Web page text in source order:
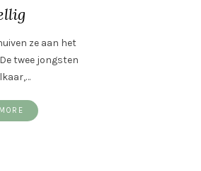
ze aan het
twee jongsten